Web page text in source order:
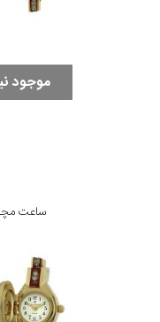
موجود
ساعت مچی